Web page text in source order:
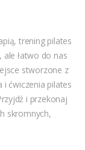
trening pilates
łatwo do nas
stworzone z
i ćwiczenia pilates
i przekonaj
skromnych,